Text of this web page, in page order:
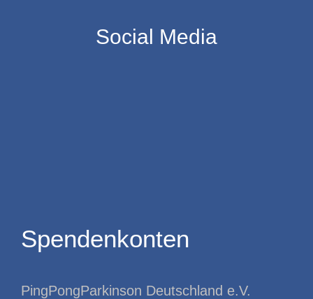
Social Media
Spendenkonten
PingPongParkinson Deutschland e.V.